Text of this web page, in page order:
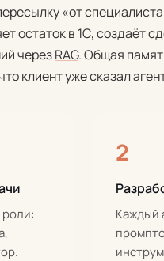
«от
остаток в 1С, создаёт
черезRAG. Общая
клиент уже сказал
роли:
2
Каждый